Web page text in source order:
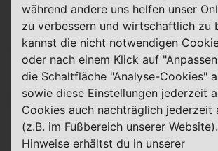
Allnet Flat 10 + 18 GB
24 Monate
Laufzeit
während andere uns helfen unser
zu verbessern und wirtschaftlich zu
kannst die nicht notwendigen
oder nach einem Klick auf
die Schaltfläche "Analyse-Cookies"
sowie diese Einstellungen jederzeit
Cookies auch nachträglich jederzeit
(z.B. im Fußbereich unserer
Hinweise erhältst du in unserer